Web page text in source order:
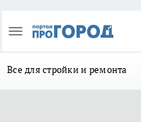
Все для стройки и ремонта